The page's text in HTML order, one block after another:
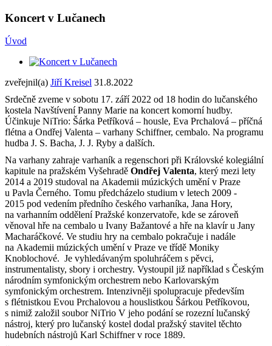
Koncert v Lučanech
Úvod
zveřejnil(a) Jiří Kreisel 31.8.2022
Srdečně zveme v sobotu 17. září 2022 od 18 hodin do lučanského
kostela Navštívení Panny Marie na koncert komorní hudby.
Účinkuje NiTrio: Šárka Petříková – housle, Eva Prchalová – příčná
flétna a Ondřej Valenta – varhany Schiffner, cembalo. Na programu
hudba J. S. Bacha, J. J. Ryby a dalších.
Na varhany zahraje varhaník a regenschori při Královské kolegiální
kapitule na pražském Vyšehradě Ondřej Valenta, který mezi lety
2014 a 2019 studoval na Akademii múzických umění v Praze
u Pavla Černého. Tomu předcházelo studium v letech 2009 -
2015 pod vedením předního českého varhaníka, Jana Hory,
na varhanním oddělení Pražské konzervatoře, kde se zároveň
věnoval hře na cembalo u Ivany Bažantové a hře na klavír u Jany
Macharáčkové. Ve studiu hry na cembalo pokračuje i nadále
na Akademii múzických umění v Praze ve třídě Moniky
Knoblochové. Je vyhledávaným spoluhráčem s pěvci,
instrumentalisty, sbory i orchestry. Vystoupil již například s Českým
národním symfonickým orchestrem nebo Karlovarským
symfonickým orchestrem. Intenzivněji spolupracuje především
s flétnistkou Evou Prchalovou a houslistkou Šárkou Petříkovou,
s nimiž založil soubor NiTrio V jeho podání se rozezní lučanský
nástroj, který pro lučanský kostel dodal pražský stavitel těchto
hudebních nástrojů Karl Schiffner v roce 1889.